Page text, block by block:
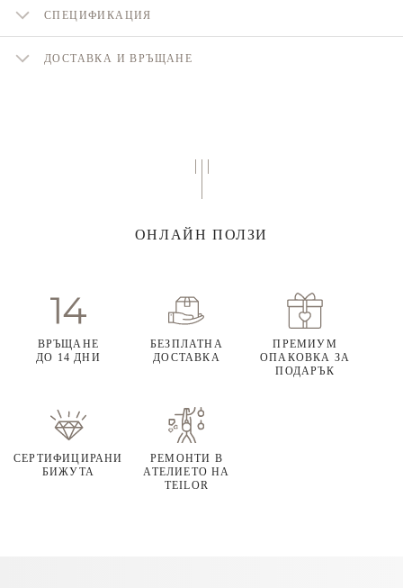
СПЕЦИФИКАЦИЯ
ДОСТАВКА И ВРЪЩАНЕ
ОНЛАЙН ПОЛЗИ
ВРЪЩАНЕ
ДО 14 ДНИ
БЕЗПЛАТНА
ДОСТАВКА
ПРЕМИУМ
ОПАКОВКА ЗА
ПОДАРЪК
СЕРТИФИЦИРАНИ
БИЖУТА
РЕМОНТИ В
АТЕЛИЕТО НА
TEILOR